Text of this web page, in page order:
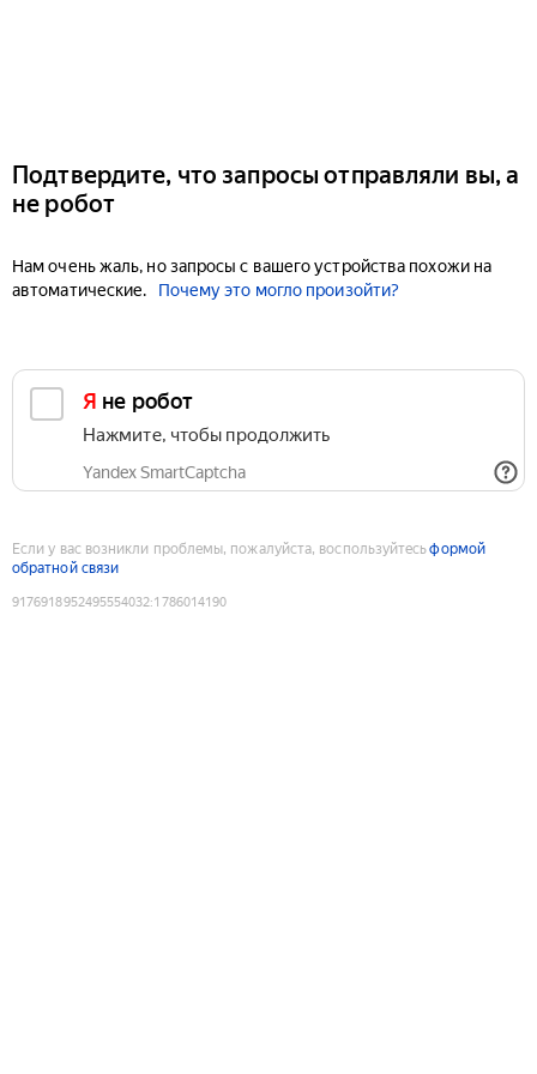
Подтвердите, что запросы отправляли вы, а
не робот
Нам очень жаль, но запросы с вашего устройства похожи на
автоматические.
Почему это могло произойти?
Я не робот
Нажмите, чтобы продолжить
Yandex SmartCaptcha
Если у вас возникли проблемы, пожалуйста, воспользуйтесьформой
обратной связи
9176918952495554032:1786014190